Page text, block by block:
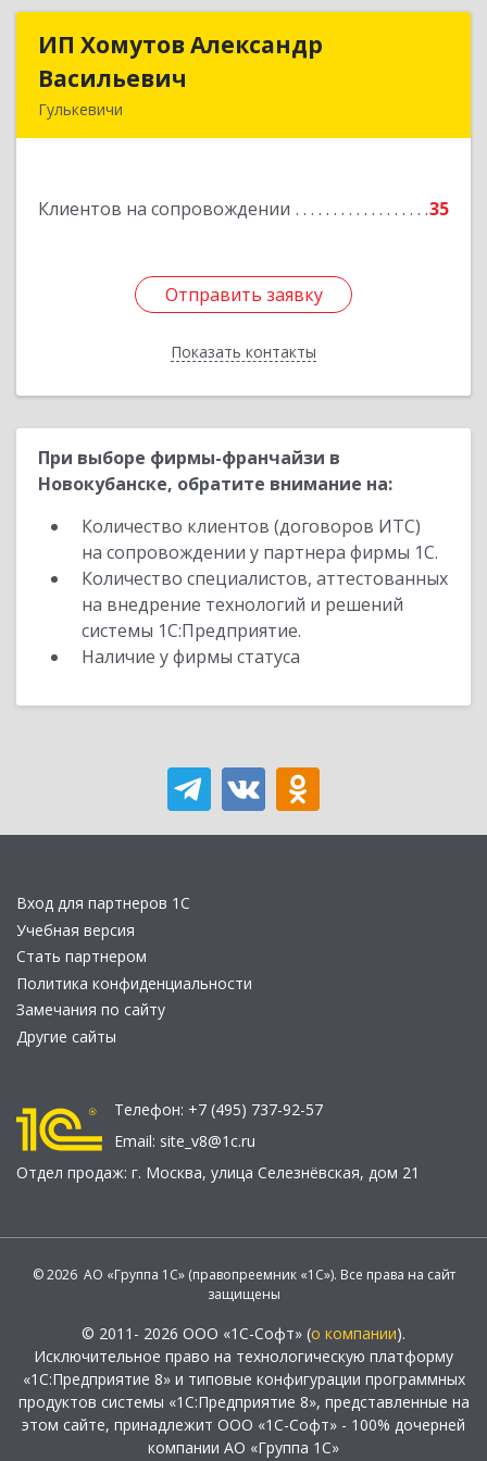
ИП Хомутов Александр
Васильевич
Гулькевичи
Клиентов на сопровождении 35
Отправить заявку
Показать контакты
ИП Хомутов Александр
Подробнее
Отправить заявку
Назад
При выборе фирмы-франчайзи в
Новокубанске, обратите внимание на:
Количество клиентов (договоров ИТС)
на сопровождении у партнера фирмы 1С.
Количество специалистов, аттестованных
на внедрение технологий и решений
системы 1С:Предприятие.
Наличие у фирмы статуса
Вход для партнеров 1С
Учебная версия
Стать партнером
Политика конфиденциальности
Замечания по сайту
Другие сайты
Телефон: +7 (495) 737-92-57
Email: site_v8@1c.ru
Отдел продаж: г. Москва, улица Селезнёвская, дом 21
© 2026 АО «Группа 1С» (правопреемник «1С»). Все права на сайт
защищены
© 2011- 2026 ООО «1С-Софт» (о компании).
Исключительное право на технологическую платформу
«1С:Предприятие 8» и типовые конфигурации программных
продуктов системы «1С:Предприятие 8», представленные на
этом сайте, принадлежит ООО «1С-Софт» - 100% дочерней
компании АО «Группа 1С»